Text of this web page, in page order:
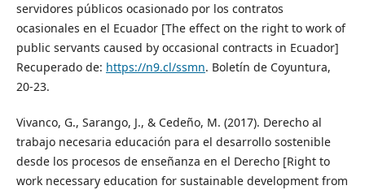
servidores públicos ocasionado por los contratos
ocasionales en el Ecuador [The effect on the right to work of
public servants caused by occasional contracts in Ecuador]
Recuperado de: https://n9.cl/ssmn. Boletín de Coyuntura,
20-23.
Vivanco, G., Sarango, J., & Cedeño, M. (2017). Derecho al
trabajo necesaria educación para el desarrollo sostenible
desde los procesos de enseñanza en el Derecho [Right to
work necessary education for sustainable development from